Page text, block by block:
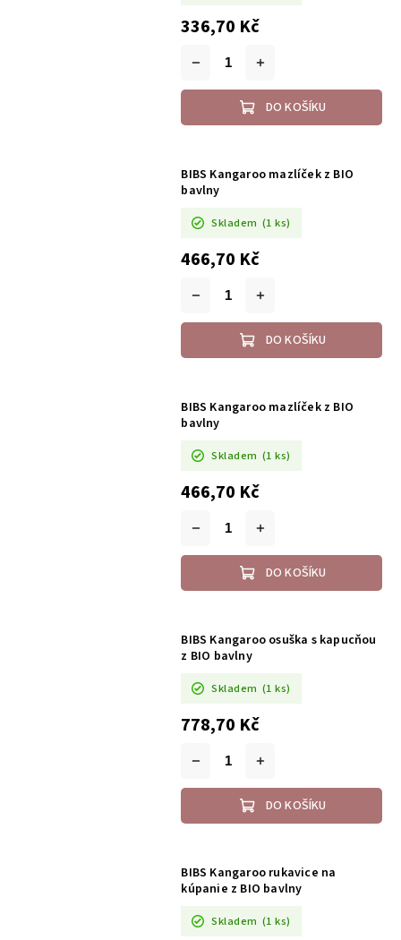
336,70 Kč
DO KOŠÍKU
BIBS Kangaroo mazlíček z BIO
bavlny
Skladem (1 ks)
466,70 Kč
DO KOŠÍKU
BIBS Kangaroo mazlíček z BIO
bavlny
Skladem (1 ks)
466,70 Kč
DO KOŠÍKU
BIBS Kangaroo osuška s kapucňou
z BIO bavlny
Skladem (1 ks)
778,70 Kč
DO KOŠÍKU
BIBS Kangaroo rukavice na
kúpanie z BIO bavlny
Skladem (1 ks)